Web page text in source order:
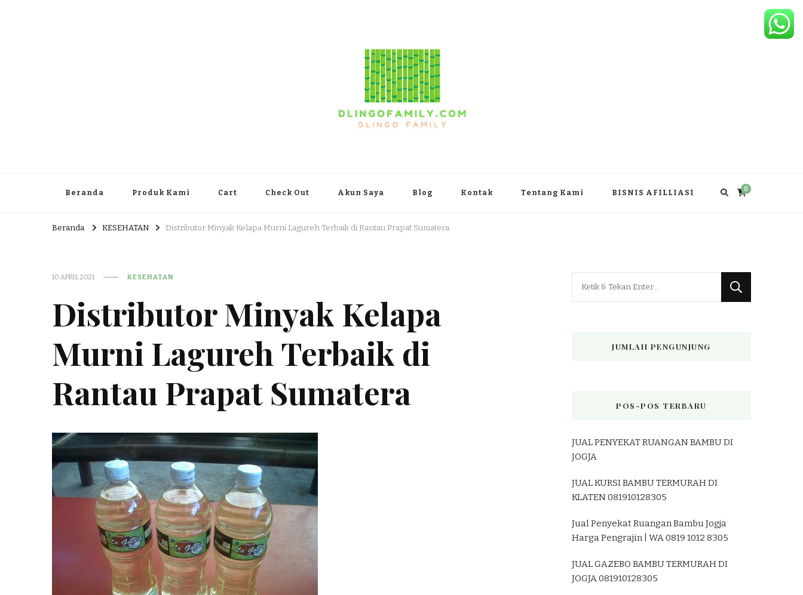
Beranda Produk Kami Cart Check Out Akun Saya Blog Kontak Tentang Kami BISNIS AFILLIASI 0
Beranda KESEHATAN Distributor Minyak Kelapa Murni Lagureh Terbaik di Rantau Prapat Sumatera
10 APRIL 2021 KESEHATAN
Distributor Minyak Kelapa
Murni Lagureh Terbaik di
Rantau Prapat Sumatera
JUMLAH PENGUNJUNG
POS-POS TERBARU
JUAL PENYEKAT RUANGAN BAMBU DI
JOGJA
JUAL KURSI BAMBU TERMURAH DI
KLATEN 081910128305
Jual Penyekat Ruangan Bambu Jogja
Harga Pengrajin | WA 0819 1012 8305
JUAL GAZEBO BAMBU TERMURAH DI
JOGJA 081910128305